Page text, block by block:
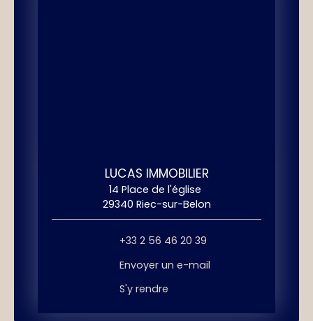
LUCAS IMMOBILIER
14 Place de l'église
29340 Riec-sur-Belon
+33 2 56 46 20 39
Envoyer un e-mail
S'y rendre